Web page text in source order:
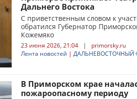
Дальнего Востока
С приветственным словом к
обратился Губернатор
Кожемяко
23 июня 2026, 21:04 |
primorsky.ru
Лента новостей | ДАЛЬНЕВОСТОЧНЫЙ
В Приморском крае
пожароопасному периоду